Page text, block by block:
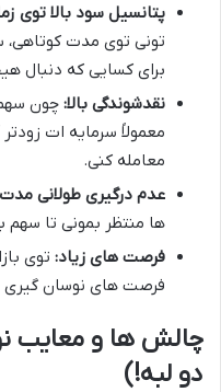
پتانسیل سود بالا توی
تونی توی مدت
برای کسایی که دنبال
نقدشوندگی بالا: چون سهم
معمولاً سرمایه ات
معامله کنی.
عدم درگیری طولانی
ها منتظر بمونی تا
فرصت های زیاد: توی
فرصت های نوسان گیری
چالش ها و معایب
دو لبه!)